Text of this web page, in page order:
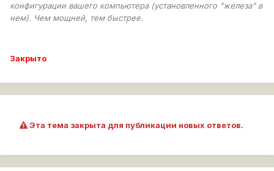
конфигурации вашего компьютера (установленного "железа" в
нем). Чем мощней, тем быстрее.
Закрыто
Эта тема закрыта для публикации новых ответов.